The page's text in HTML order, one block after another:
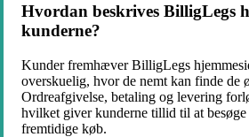
Hvordan beskrives BilligLegs
kunderne?
Kunder fremhæver BilligLegs
overskuelig, hvor de nemt kan finde de
Ordreafgivelse, betaling og levering
hvilket giver kunderne tillid til at
fremtidige køb.